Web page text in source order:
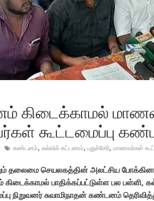
கிடைக்காமல்
கூட்டமைப்பு
கண்டனம், கல்விக் கட்டணம், புதுச்சேரி, மாணவர்கள்
தலைமை செயலகத்தின் அலட்சிய
பாதிக்கப்பட்டுள்ள பல பள்ளி,
நிறுவனர் சுவாமிநாதன் கண்டனம்